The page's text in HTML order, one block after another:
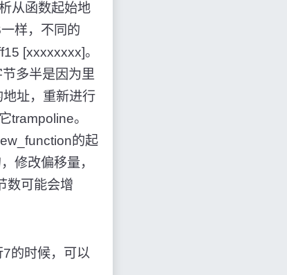
从函数起始地
样，不同的
[xxxxxxxx]。
多半是因为里
址，重新进行
trampoline。
的起
修改偏移量，
数可能会增
的时候，可以